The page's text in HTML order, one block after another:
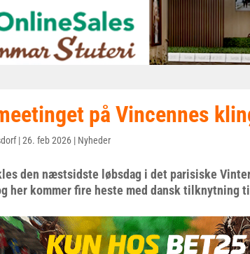
på Vincennes
|26. feb 2026 | Nyheder
den næstsidste løbsdag i det parisiske
her kommer fire heste med dansk tilknytning